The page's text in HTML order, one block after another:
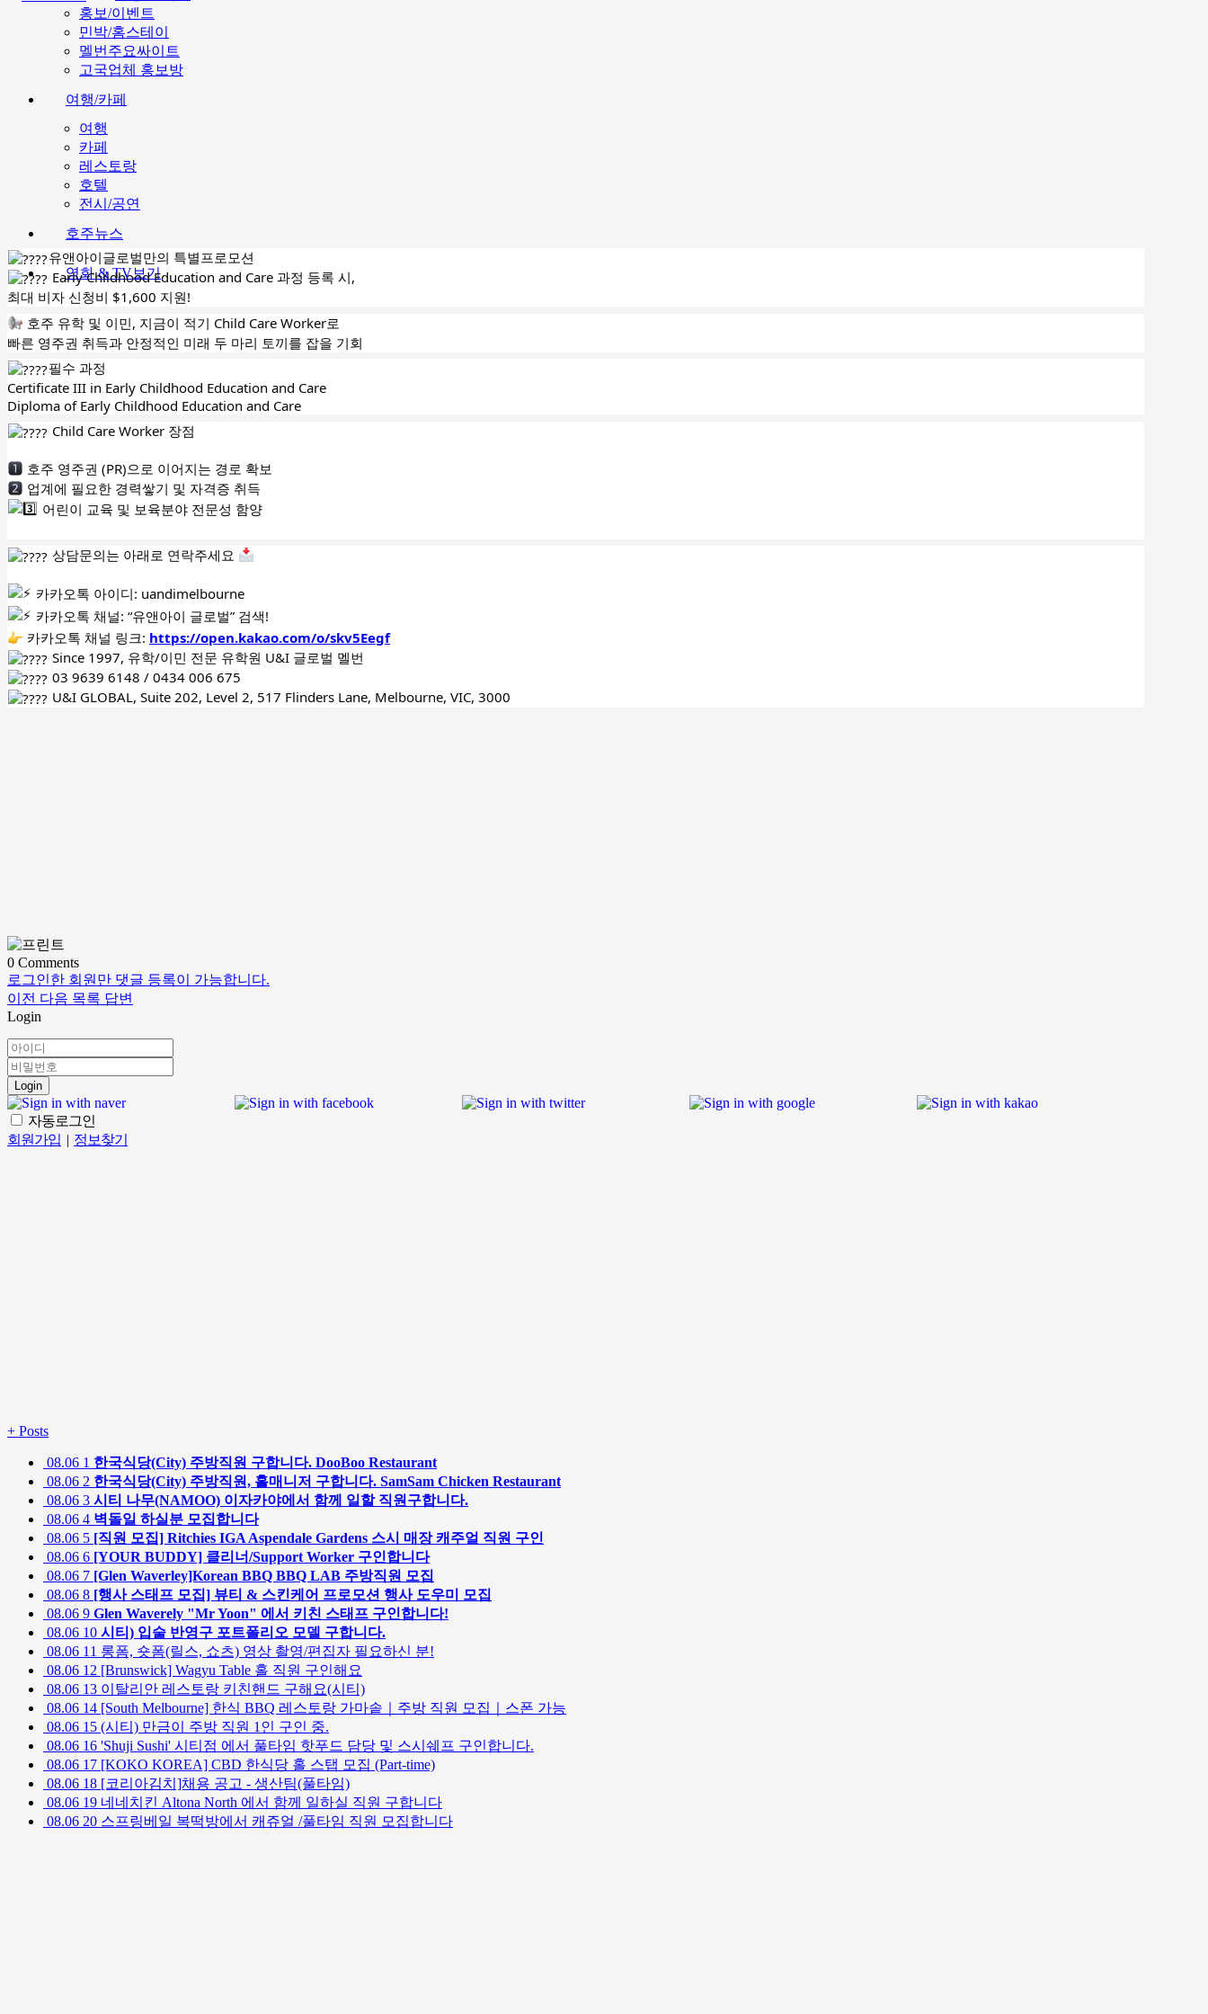
홍보/이벤트
민박/홈스테이
멜번주요싸이트
고국업체 홍보방
여행/카페
여행
카페
레스토랑
호텔
전시/공연
호주뉴스
영화 & TV보기
유앤아이글로벌만의 특별프로모션
Early Childhood Education and Care 과정 등록 시,
최대 비자 신청비 $1,600 지원!
호주 유학 및 이민, 지금이 적기 Child Care Worker로
빠른 영주권 취득과 안정적인 미래 두 마리 토끼를 잡을 기회
필수 과정
Certificate III in Early Childhood Education and Care
Diploma of Early Childhood Education and Care
Child Care Worker 장점
호주 영주권 (PR)으로 이어지는 경로 확보
업계에 필요한 경력쌓기 및 자격증 취득
어린이 교육 및 보육분야 전문성 함양
상담문의는 아래로 연락주세요
카카오톡 아이디: uandimelbourne
카카오톡 채널: “유앤아이 글로벌” 검색!
카카오톡 채널 링크: https://open.kakao.com/o/skv5Eegf
Since 1997, 유학/이민 전문 유학원 U&I 글로벌 멜번
03 9639 6148 / 0434 006 675
U&I GLOBAL, Suite 202, Level 2, 517 Flinders Lane, Melbourne, VIC, 3000
0 Comments
로그인한 회원만 댓글 등록이 가능합니다.
이전 다음 목록 답변
Login
Login
자동로그인
회원가입 | 정보찾기
+ Posts
08.06 1 한국식당(City) 주방직원 구합니다. DooBoo Restaurant
08.06 2 한국식당(City) 주방직원, 홀매니저 구합니다. SamSam Chicken Restaurant
08.06 3 시티 나무(NAMOO) 이자카야에서 함께 일할 직원구합니다.
08.06 4 벽돌일 하실분 모집합니다
08.06 5 [직원 모집] Ritchies IGA Aspendale Gardens 스시 매장 캐주얼 직원 구인
08.06 6 [YOUR BUDDY] 클리너/Support Worker 구인합니다
08.06 7 [Glen Waverley]Korean BBQ BBQ LAB 주방직원 모집
08.06 8 [행사 스태프 모집] 뷰티 & 스킨케어 프로모션 행사 도우미 모집
08.06 9 Glen Waverely "Mr Yoon" 에서 키친 스태프 구인합니다!
08.06 10 시티) 입술 반영구 포트폴리오 모델 구합니다.
08.06 11 롱폼, 숏폼(릴스, 쇼츠) 영상 촬영/편집자 필요하신 분!
08.06 12 [Brunswick] Wagyu Table 홀 직원 구인해요
08.06 13 이탈리안 레스토랑 키친핸드 구해요(시티)
08.06 14 [South Melbourne] 한식 BBQ 레스토랑 가마솥｜주방 직원 모집｜스폰 가능
08.06 15 (시티) 만금이 주방 직원 1인 구인 중.
08.06 16 'Shuji Sushi' 시티점 에서 풀타임 핫푸드 담당 및 스시쉐프 구인합니다.
08.06 17 [KOKO KOREA] CBD 한식당 홀 스탭 모집 (Part-time)
08.06 18 [코리아김치]채용 공고 - 생산팀(풀타임)
08.06 19 네네치킨 Altona North 에서 함께 일하실 직원 구합니다
08.06 20 스프링베일 복떡방에서 캐쥬얼 /풀타임 직원 모집합니다